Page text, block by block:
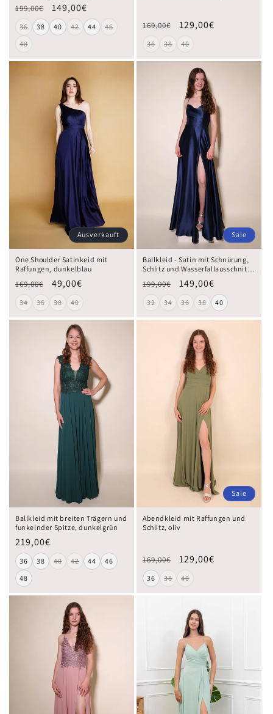
199,00€ 149,00€
36 38 40 42 44
46
48
169,00€ 129,00€
36 38 40
Ausverkauft
One Shoulder Satinkeid mit
Raffungen, dunkelblau
169,00€ 49,00€
34 36 38 40
Sale
Ballkleid - Satin mit Schnürung,
Schlitz und Wasserfallausschnitt,
marineblau
199,00€ 149,00€
32 34 36 38 40
Ballkleid mit breiten Trägern und
funkelnder Spitze, dunkelgrün
219,00€
36 38 40 42 44
46
48
Sale
Abendkleid mit Raffungen und
Schlitz, oliv
169,00€ 129,00€
36 38 40